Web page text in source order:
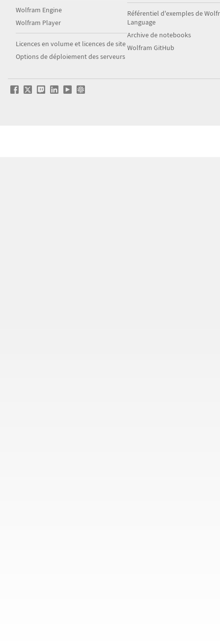
Wolfram Engine
Wolfram Player
Licences en volume et licences de site
Options de déploiement des serveurs
Référentiel d'exemples de
Language
Archive de notebooks
Wolfram GitHub